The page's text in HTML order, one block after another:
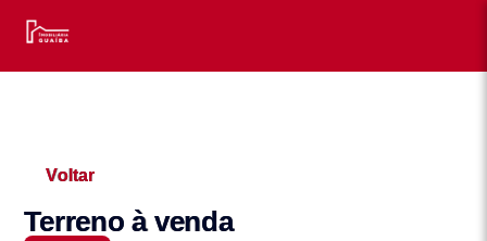
Voltar
Terreno à venda